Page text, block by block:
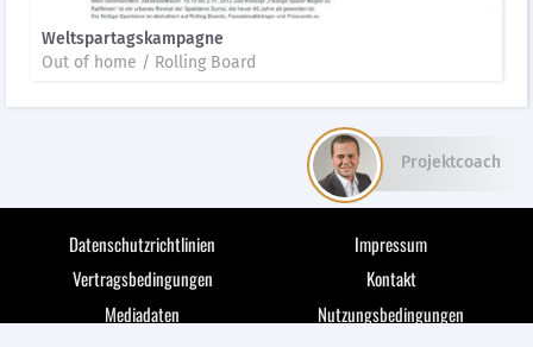
Weltspartagskampagne
Out of home / Rolling Board
Datenschutzrichtlinien
Impressum
Vertragsbedingungen
Kontakt
Mediadaten
Nutzungsbedingungen
Projektcoach